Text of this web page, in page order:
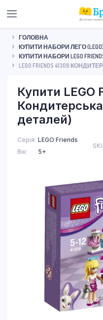
ГОЛОВНА
КУПИТИ НАБОРИ ЛЕГО
КУПИТИ НАБОРИ LEGO
LEGO FRIENDS 41308
Купити LEGO
деталей)
Серія LEGO Friends
Вік
5+